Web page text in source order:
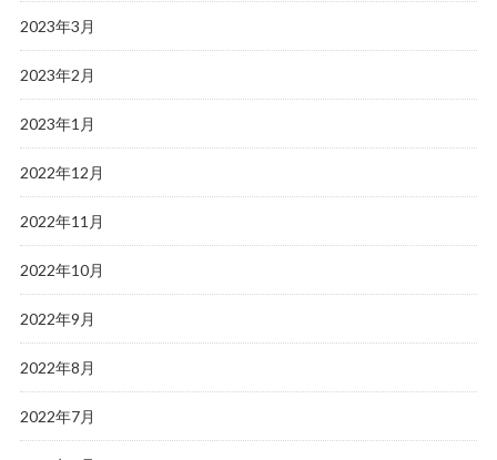
2023年3月
2023年2月
2023年1月
2022年12月
2022年11月
2022年10月
2022年9月
2022年8月
2022年7月